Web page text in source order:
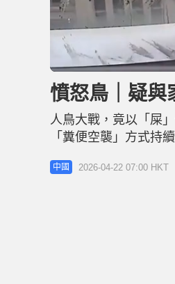
U
n
u
e
憤怒鳥｜疑與
人鳥大戰，竟以「屎
「糞便空襲」方式持
「投降」。有動物專
乾淨」，拉上窗簾反
中國 2026-04-22 07:00 HKT